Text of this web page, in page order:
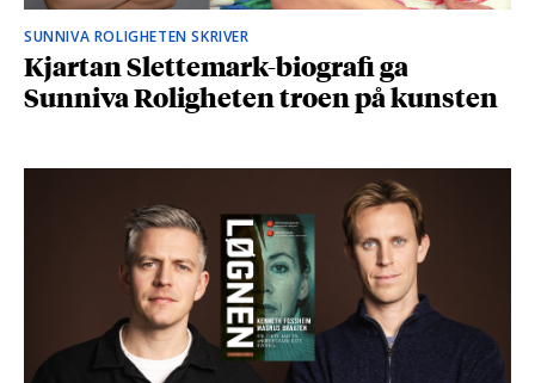
SUNNIVA ROLIGHETEN SKRIVER
Kjartan Slettemark-biografi ga
Sunniva Roligheten troen på kunsten